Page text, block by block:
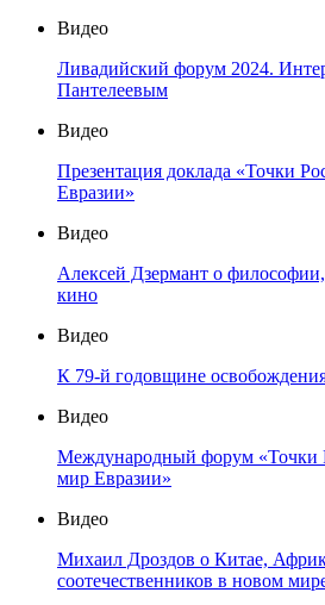
Видео
Ливадийский форум 2024.
Пантелеевым
Видео
Презентация доклада «Точки
Евразии»
Видео
Алексей Дзермант о
кино
Видео
К 79-й годовщине
Видео
Международный форум «Точки
мир Евразии»
Видео
Михаил Дроздов о Китае,
соотечественников в новом